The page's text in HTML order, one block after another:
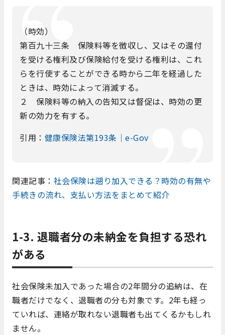
（時効）
第百九十三条 保険料等を徴収し、又はその還付
を受ける権利及び保険給付を受ける権利は、これ
らを行使することができる時から二年を経過した
ときは、時効によって消滅する。
２ 保険料等の納入の告知又は督促は、時効の更
新の効力を有する。
引用： 健康保険法第193条｜e-Gov
関連記事： 社会保険は遡り加入できる？時効の有無や
手続きの流れ、支払い方法をまとめて紹介
1-3. 退職者分の未納金を負担する恐れ
がある
社会保険未加入であった場合の2年間分の追納は、在
職者だけでなく、退職者の分も対象です。2年も経っ
ていれば、連絡が取れない退職者も出てくるかもしれ
ません。